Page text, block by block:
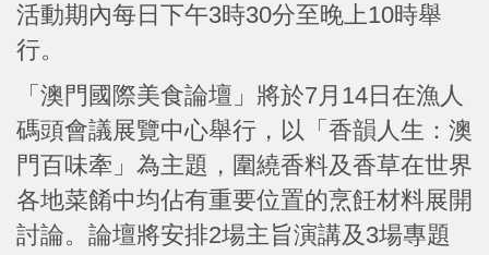
活動期內每日下午3時30分至晚上10時舉
行。
「澳門國際美食論壇」將於7月14日在漁人
碼頭會議展覽中心舉行，以「香韻人生：澳
門百味牽」為主題，圍繞香料及香草在世界
各地菜餚中均佔有重要位置的烹飪材料展開
討論。論壇將安排2場主旨演講及3場專題